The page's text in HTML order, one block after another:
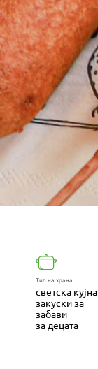
Тип на храна
светска кујна
закуски за
забави
за децата